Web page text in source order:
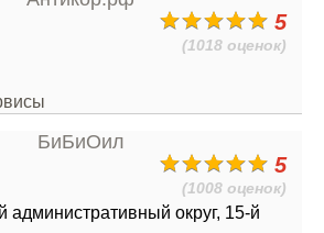
5
(1018 оценок)
5
(1008 оценок)
округ, 15-й